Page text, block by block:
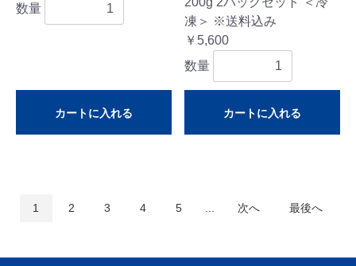
数量
カートに入れる
凍＞ ※送料込み
￥5,600
数量
カートに入れる
1 2 3 4 5 次へ 最後へ